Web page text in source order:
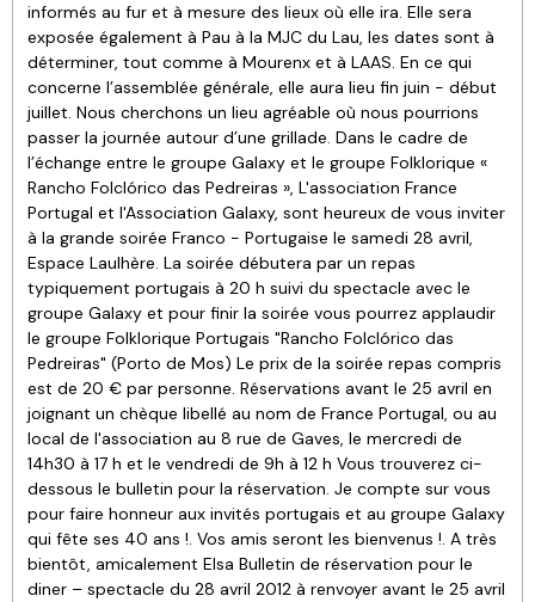
informés au fur et à mesure des lieux où elle ira. Elle sera
exposée également à Pau à la MJC du Lau, les dates sont à
déterminer, tout comme à Mourenx et à LAAS. En ce qui
concerne l’assemblée générale, elle aura lieu fin juin - début
juillet. Nous cherchons un lieu agréable où nous pourrions
passer la journée autour d’une grillade. Dans le cadre de
l’échange entre le groupe Galaxy et le groupe Folklorique «
Rancho Folclórico das Pedreiras », L'association France
Portugal et l'Association Galaxy, sont heureux de vous inviter
à la grande soirée Franco - Portugaise le samedi 28 avril,
Espace Laulhère. La soirée débutera par un repas
typiquement portugais à 20 h suivi du spectacle avec le
groupe Galaxy et pour finir la soirée vous pourrez applaudir
le groupe Folklorique Portugais "Rancho Folclórico das
Pedreiras" (Porto de Mos) Le prix de la soirée repas compris
est de 20 € par personne. Réservations avant le 25 avril en
joignant un chèque libellé au nom de France Portugal, ou au
local de l'association au 8 rue de Gaves, le mercredi de
14h30 à 17 h et le vendredi de 9h à 12 h Vous trouverez ci-
dessous le bulletin pour la réservation. Je compte sur vous
pour faire honneur aux invités portugais et au groupe Galaxy
qui fête ses 40 ans !. Vos amis seront les bienvenus !. A très
bientôt, amicalement Elsa Bulletin de réservation pour le
diner – spectacle du 28 avril 2012 à renvoyer avant le 25 avril